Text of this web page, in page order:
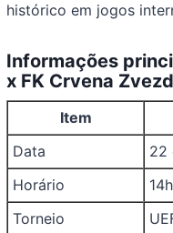
histórico em jogos
Informações
x FK Crvena
Item
Data
22
Horário
Torneio